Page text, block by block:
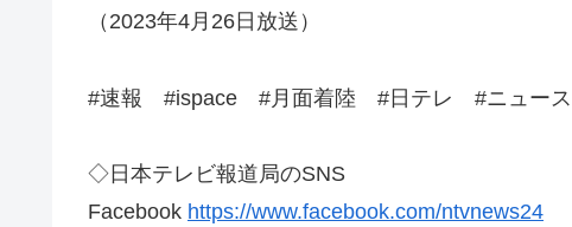
（2023年4月26日放送）
#速報 #ispace #月面着陸 #日テレ #ニュース
◇日本テレビ報道局のSNS
Facebook https://www.facebook.com/ntvnews24